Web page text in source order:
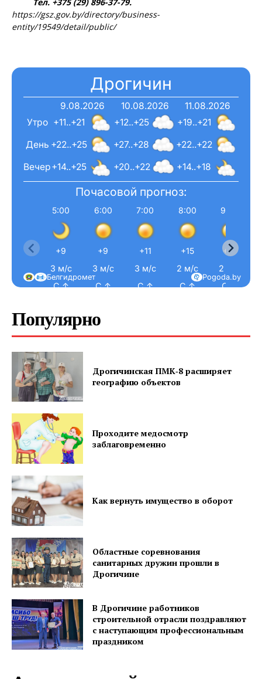
ПОДПИСАТЬСЯ
Редакция "ДВ"
Наша гісторыя
Контакты
Правила использования материалов
Электронные обращения
https://gsz.gov.by/directory/business-
entity/19549/detail/public/
Дрогичин
9.08.2026
+11..+21
+22..+25
+14..+25
10.08.2026
+12..+25
+27..+28
+20..+22
11.08.2026
+19..+21
+22..+22
+14..+18
Вечер
День
Утро
Почасовой прогноз:
5:00
+9
3 м/с
С ↑
6:00
+9
3 м/с
С ↑
7:00
+11
3 м/с
С ↑
8:00
+15
2 м/с
С ↑
9:00
+17
2 м/с
С ↑
Pogoda.by
Белгидромет
Популярно
Дрогичинская ПМК‑8 расширяет
географию объектов
Проходите медосмотр
заблаговременно
Как вернуть имущество в оборот
Областные соревнования
санитарных дружин прошли в
Дрогичине
В Дрогичине работников
строительной отрасли поздравляют
с наступающим профессиональным
праздником